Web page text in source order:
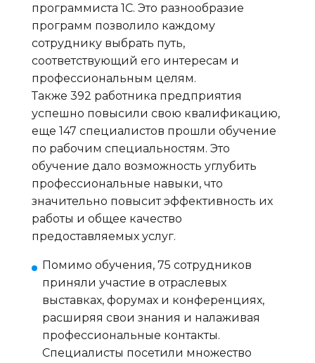
программиста 1С. Это разнообразие
программ позволило каждому
сотруднику выбрать путь,
соответствующий его интересам и
профессиональным целям.
Также 392 работника предприятия
успешно повысили свою квалификацию,
еще 147 специалистов прошли обучение
по рабочим специальностям. Это
обучение дало возможность углубить
профессиональные навыки, что
значительно повысит эффективность их
работы и общее качество
предоставляемых услуг.
Помимо обучения, 75 сотрудников
приняли участие в отраслевых
выставках, форумах и конференциях,
расширяя свои знания и налаживая
профессиональные контакты.
Специалисты посетили множество